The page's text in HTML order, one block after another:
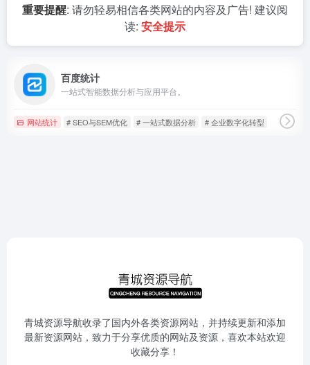
重要提醒: 请勿轻易相信各类网站的内容及广告! 建议阅
读: 安全提示
百度统计
一站式智能数据分析与应用平台。
网站统计 # SEO与SEM优化 # 一站式数据分析 # 企业数字化转型
青城资源导航收录了国内外各类资源网站，并持续更新和添加
最新资源网站，致力于分享优质的网站及资源，喜欢本站欢迎
收藏分享！